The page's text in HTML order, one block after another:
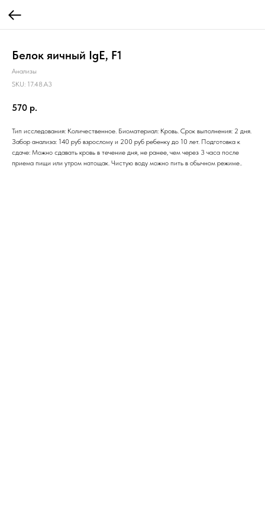
Белок яичный IgE, F1
Анализы
SKU: 17.48.A3
570 р.
Тип исследования: Количественное. Биоматериал: Кровь. Срок выполнения: 2 дня.
Забор анализа: 140 руб взрослому и 200 руб ребенку до 10 лет. Подготовка к
сдаче: Можно сдавать кровь в течение дня, не ранее, чем через 3 часа после
приема пищи или утром натощак. Чистую воду можно пить в обычном режиме..